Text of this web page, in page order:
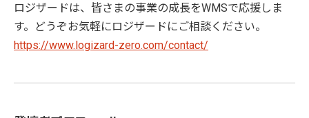
ロジザードは、皆さまの事業の成長をWMSで応援しま
す。どうぞお気軽にロジザードにご相談ください。
https://www.logizard-zero.com/contact/